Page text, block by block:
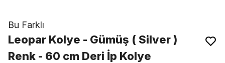
Bu Farklı
Leopar Kolye - Gümüş ( Silver )
Renk - 60 cm Deri İp Kolye